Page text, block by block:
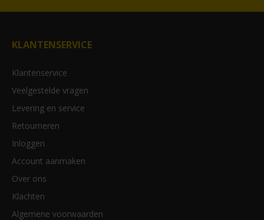
KLANTENSERVICE
Klantenservice
Veelgestelde vragen
Levering en service
Retourneren
Inloggen
Account aanmaken
Over ons
Klachten
Algemene voorwaarden